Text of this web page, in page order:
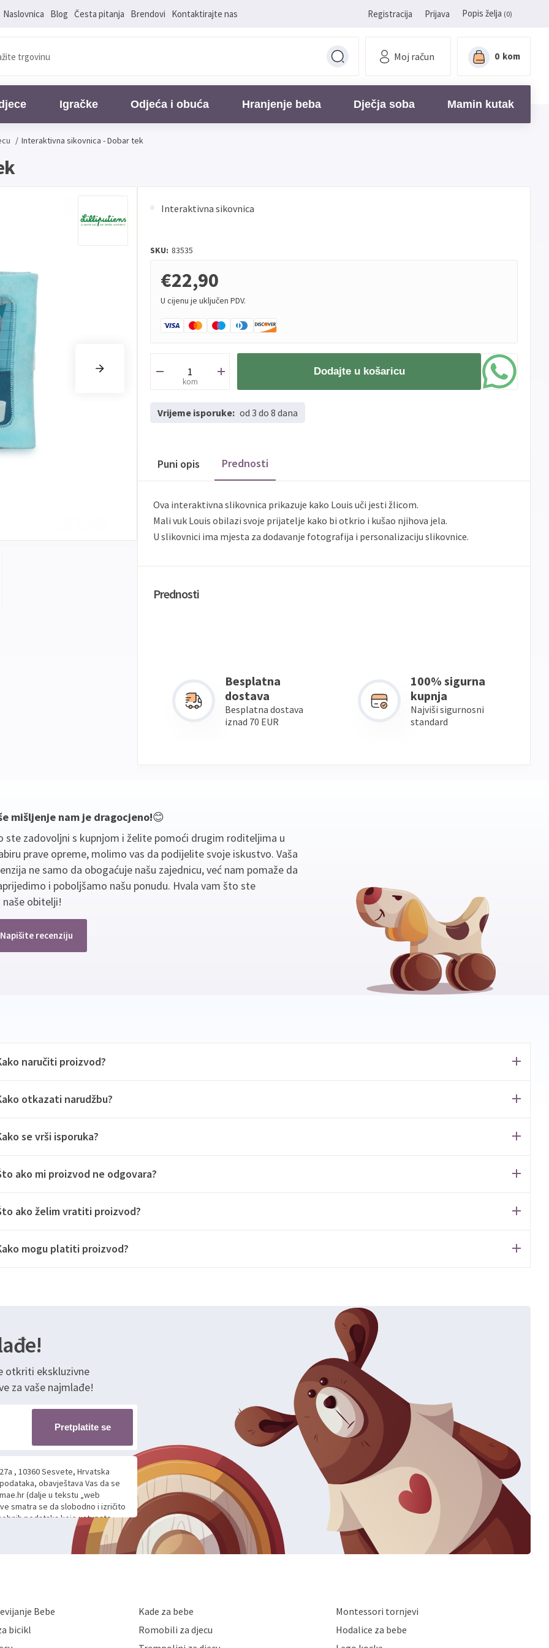
Naslovnica Blog Česta pitanja Brendovi Kontaktirajte nas Registracija Prijava Popis želja (0)
Moj račun 0 kom
Igračke Odjeća i obuća Hranjenje beba Dječja soba Mamin kutak
/ Interaktivna sikovnica - Dobar tek
Interaktivna sikovnica
SKU: 83535
€22,90
U cijenu je uključen PDV.
kom
Dodajte u košaricu
Vrijeme isporuke: od 3 do 8 dana
Puni opis Prednosti
Ova interaktivna slikovnica prikazuje kako Louis uči jesti žlicom.
Mali vuk Louis obilazi svoje prijatelje kako bi otkrio i kušao njihova jela.
U slikovnici ima mjesta za dodavanje fotografija i personalizaciju slikovnice.
Prednosti
Besplatna
dostava
Besplatna dostava
iznad 70 EUR
100% sigurna
kupnja
Najviši sigurnosni
standard
mišljenje nam je dragocjeno!😊
ste zadovoljni s kupnjom i želite pomoći drugim roditeljima u
prave opreme, molimo vas da podijelite svoje iskustvo. Vaša
ne samo da obogaćuje našu zajednicu, već nam pomaže da
i poboljšamo našu ponudu. Hvala vam što ste
naše obitelji!
Napišite recenziju
naručiti proizvod?
otkazati narudžbu?
se vrši isporuka?
ako mi proizvod ne odgovara?
ako želim vratiti proizvod?
mogu platiti proizvod?
otkriti ekskluzivne
za vaše najmlađe!
Pretplatite se
, 10360 Sesvete, Hrvatska
obavještava Vas da se
(dalje u tekstu „web
smatra se da slobodno i izričito
podataka koje ustupate
komunikacije na Vaš upit
davanju podataka te ovu Izjavu
osobne podatke u jednu od
osobnih podataka od
povjerljivost Vaših osobnih
Bebe Kade za bebe
Montessori tornjevi
bicikl
Romobili za djecu
Hodalice za bebe